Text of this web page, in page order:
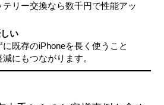
テリー交換なら数千円で性能アッ
い
既存のiPhoneを長く使うこと
にもつながります。